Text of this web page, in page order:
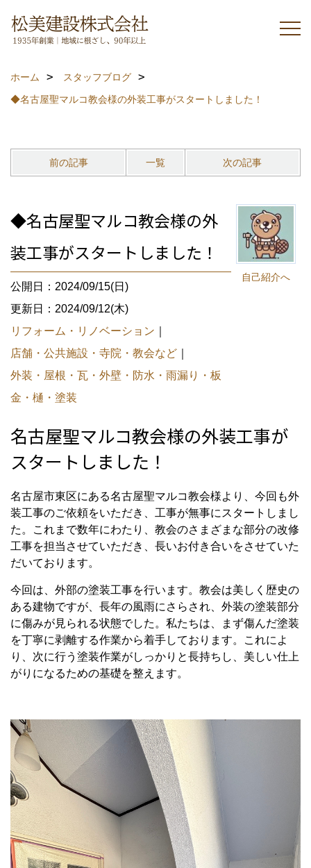
ホーム
スタッフブログ
◆名古屋聖マルコ教会様の外装工事がスタートしました！
前の記事 一覧 次の記事
自己紹介へ
◆名古屋聖マルコ教会様の外
装工事がスタートしました！
公開日：2024/09/15(日)
更新日：2024/09/12(木)
リフォーム・リノベーション
店舗・公共施設・寺院・教会など
外装・屋根・瓦・外壁・防水・雨漏り・板
金・樋・塗装
名古屋聖マルコ教会様の外装工事が
スタートしました！
名古屋市東区にある名古屋聖マルコ教会様より、今回も外
装工事のご依頼をいただき、工事が無事にスタートしまし
た。これまで数年にわたり、教会のさまざまな部分の改修
工事を担当させていただき、長いお付き合いをさせていた
だいております。
今回は、外部の塗装工事を行います。教会は美しく歴史の
ある建物ですが、長年の風雨にさらされ、外装の塗装部分
に傷みが見られる状態でした。私たちは、まず傷んだ塗装
を丁寧に剥離する作業から着手しております。これによ
り、次に行う塗装作業がしっかりと長持ちし、美しい仕上
がりになるための基礎を整えます。